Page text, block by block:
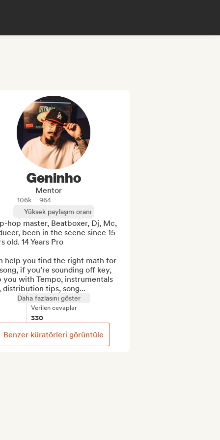
Geninho
Mentor
106k
964
Yüksek paylaşım oranı
hop master, Beatboxer, Dj, Mc,
been in the scene since 15
old. 14 Years Pro
help you find the right math for
if you’re sounding off key,
you with Tempo, instrumentals
distribution tips, song...
Daha fazlasını göster
Verilen cevaplar
330
Benzer küratörleri görüntüle